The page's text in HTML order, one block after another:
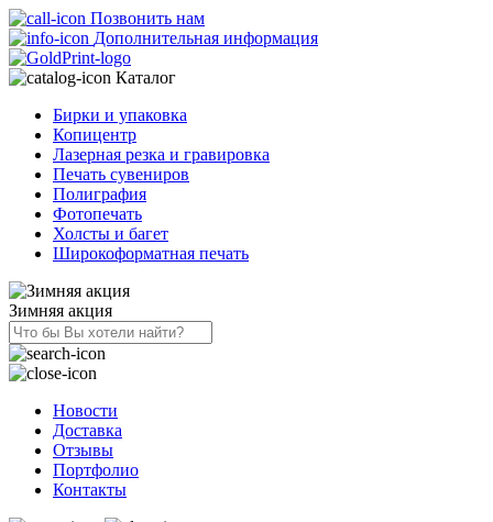
Позвонить нам
Дополнительная информация
Каталог
Бирки и упаковка
Копицентр
Лазерная резка и гравировка
Печать сувениров
Полиграфия
Фотопечать
Холсты и багет
Широкоформатная печать
Зимняя акция
Новости
Доставка
Отзывы
Портфолио
Контакты